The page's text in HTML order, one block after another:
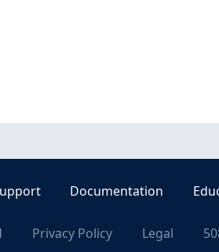
Documentation
Privacy Policy Legal